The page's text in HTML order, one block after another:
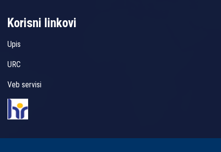
Korisni linkovi
Upis
URC
Veb servisi